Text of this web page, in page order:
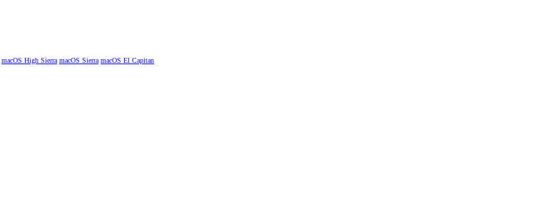
macOS High Sierra macOS Sierra macOS El Capitan